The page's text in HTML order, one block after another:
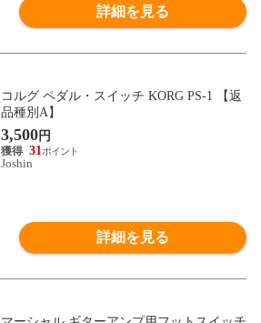
詳細を見る
コルグ ペダル・スイッチ KORG PS-1 【返
品種別A】
3,500円
31
Joshin
詳細を見る